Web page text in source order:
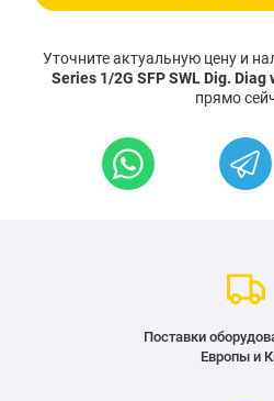
Уточните актуальную цену и
Series 1/2G SFP SWL Dig. Diag
прямо
Поставки
Европы и